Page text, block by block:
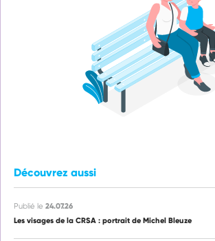
Découvrez aussi
Publié le 24.07.26
Les visages de la CRSA : portrait de Michel Bleuze